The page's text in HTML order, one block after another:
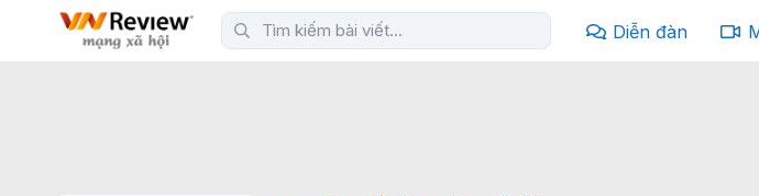
Diễn đàn